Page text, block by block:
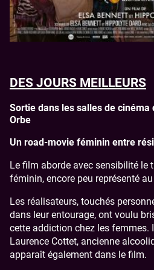
DES JOURS MEILLEURS
Sortie dans les salles de cinéma
Orbe
Un road-movie féminin entre
Le film aborde avec sensibilité le
féminin, encore peu représenté
Les réalisateurs, touchés
dans leur entourage, ont voulu
cette addiction chez les femmes.
Laurence Cottet, ancienne
apparaît également dans le film.